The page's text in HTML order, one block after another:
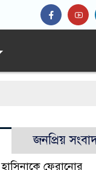
জনপ্রিয়
হাসিনাকে ফেরানোর